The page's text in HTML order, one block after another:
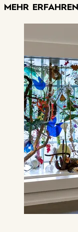
MEHR ERFAHREN